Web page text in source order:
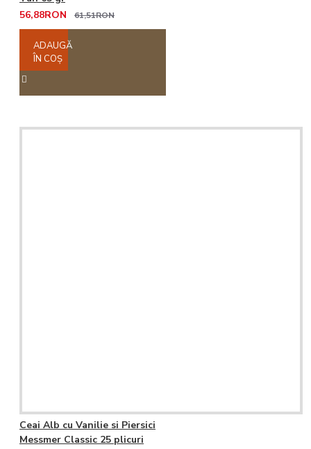
56,88RON
61,51RON
ADAUGĂ
ÎN COŞ
Ceai Alb cu Vanilie si Piersici
Messmer Classic 25 plicuri